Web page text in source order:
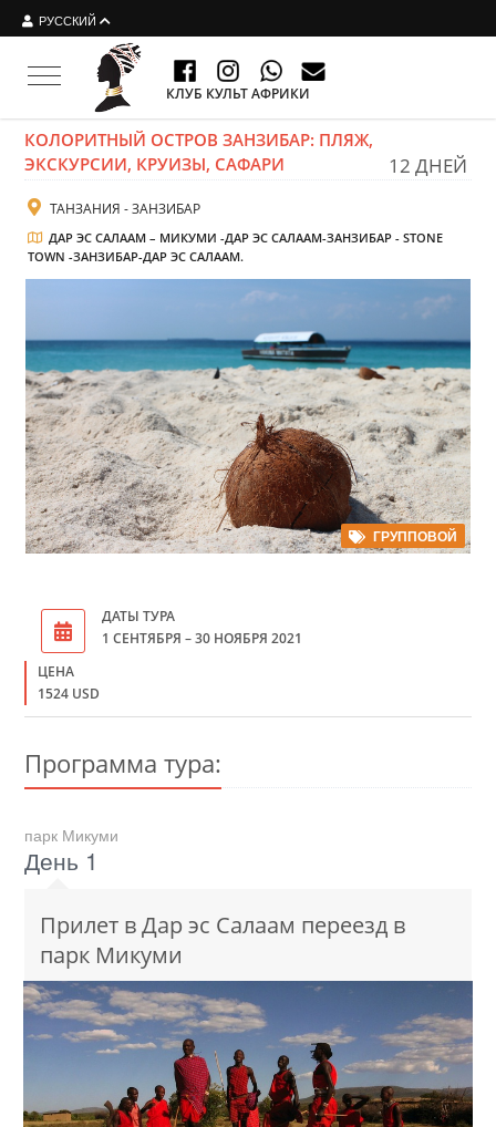
РУССКИЙ
Toggle navigation
КЛУБ КУЛЬТ АФРИКИ
КОЛОРИТНЫЙ ОСТРОВ ЗАНЗИБАР: ПЛЯЖ,
ЭКСКУРСИИ, КРУИЗЫ, САФАРИ
12 ДНЕЙ
ТАНЗАНИЯ - ЗАНЗИБАР
ДАР ЭС САЛААМ – МИКУМИ -ДАР ЭС САЛААМ-ЗАНЗИБАР - STONE
TOWN -ЗАНЗИБАР-ДАР ЭС САЛААМ.
ГРУППОВОЙ
ДАТЫ ТУРА
1 СЕНТЯБРЯ – 30 НОЯБРЯ 2021
ЦЕНА
1524 USD
Программа тура:
парк Микуми
День 1
Прилет в Дар эс Салаам переезд в
парк Микуми